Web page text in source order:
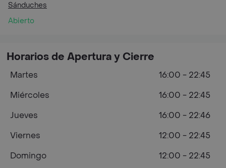
Sánduches
Abierto
Horarios de Apertura y Cierre
Martes
16:00 - 22:45
Miércoles
16:00 - 22:45
Jueves
16:00 - 22:46
Viernes
12:00 - 22:45
Domingo
12:00 - 22:45